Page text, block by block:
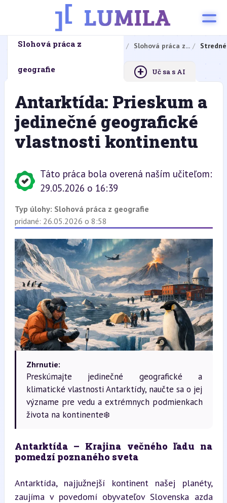
Domovská stránka Domáce úlohy Slohová práca z...
Slohová práca z
geografie + Uč sa s AI
Antarktída: Prieskum a
jedinečné geografické
vlastnosti kontinentu
Táto práca bola overená naším učiteľom:
29.05.2026 o 16:39
Typ úlohy: Slohová práca z geografie
pridané: 26.05.2026 o 8:58
Zhrnutie:
Preskúmajte jedinečné geografické a
klimatické vlastnosti Antarktídy, naučte sa o jej
význame pre vedu a extrémnych podmienkach
života na kontinente❄️
Antarktída – Krajina večného ľadu na
pomedzí poznaného sveta
Antarktída, najjužnejší kontinent našej planéty,
zaujíma v povedomí obyvateľov Slovenska azda